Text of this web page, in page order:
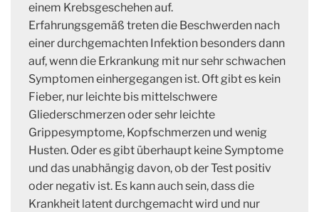
einem Krebsgeschehen auf.
Erfahrungsgemäß treten die Beschwerden nach
einer durchgemachten Infektion besonders dann
auf, wenn die Erkrankung mit nur sehr schwachen
Symptomen einhergegangen ist. Oft gibt es kein
Fieber, nur leichte bis mittelschwere
Gliederschmerzen oder sehr leichte
Grippesymptome, Kopfschmerzen und wenig
Husten. Oder es gibt überhaupt keine Symptome
und das unabhängig davon, ob der Test positiv
oder negativ ist. Es kann auch sein, dass die
Krankheit latent durchgemacht wird und nur